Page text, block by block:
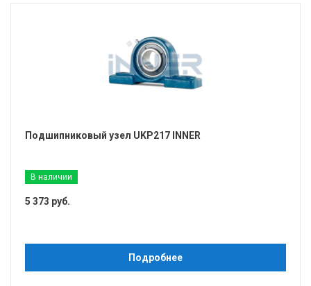
Подшипниковый узел UKP217 INNER
В наличии
5 373 руб.
Подробнее